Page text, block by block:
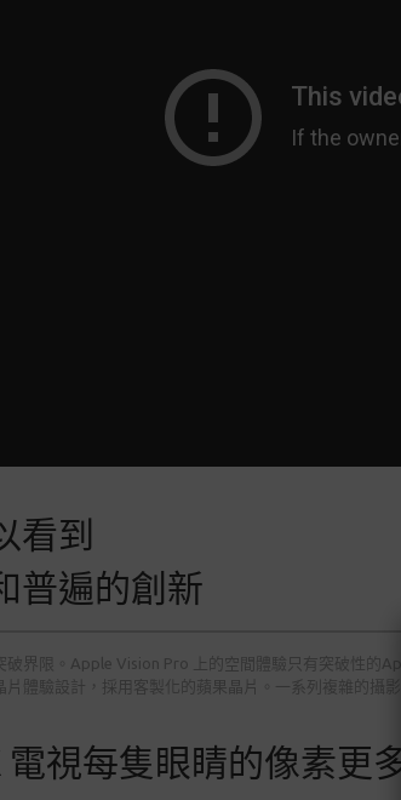
看到
普遍的創新
破界限。Apple Vision Pro 上的空間體驗只有突破性的
片體驗設計，採用客製化的蘋果晶片。一系列複雜的攝
電視每隻眼睛的像素更